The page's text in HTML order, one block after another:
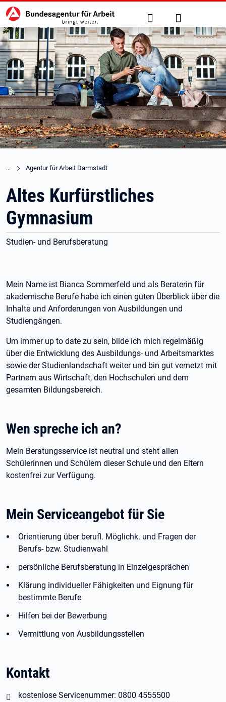
zu den Hauptinhalten springen
Hauptnavigation Suche Anmelden
Agentur für Arbeit Darmstadt
Altes Kurfürstliches
Gymnasium
Studien- und Berufsberatung
Mein Name ist Bianca Sommerfeld und als Beraterin für
akademische Berufe habe ich einen guten Überblick über die
Inhalte und Anforderungen von Ausbildungen und
Studiengängen.
Um immer up to date zu sein, bilde ich mich regelmäßig
über die Entwicklung des Ausbildungs- und Arbeitsmarktes
sowie der Studienlandschaft weiter und bin gut vernetzt mit
Partnern aus Wirtschaft, den Hochschulen und dem
gesamten Bildungsbereich.
Wen spreche ich an?
Mein Beratungsservice ist neutral und steht allen
Schülerinnen und Schülern dieser Schule und den Eltern
kostenfrei zur Verfügung.
Mein Serviceangebot für Sie
Orientierung über berufl. Möglichk. und Fragen der
Berufs- bzw. Studienwahl
persönliche Berufsberatung in Einzelgesprächen
Klärung individueller Fähigkeiten und Eignung für
bestimmte Berufe
Hilfen bei der Bewerbung
Vermittlung von Ausbildungsstellen
Kontakt
kostenlose Servicenummer: 0800 4555500